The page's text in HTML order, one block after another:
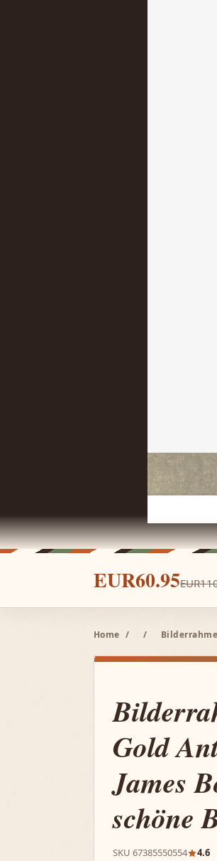
EUR60.95
Home / /
Gold
James
schöne
SKU 67385550554 4.6